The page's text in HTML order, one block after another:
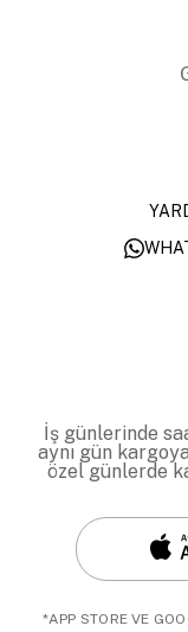
İş günlerinde
aynı gün
özel günlerde
*APP STORE VE